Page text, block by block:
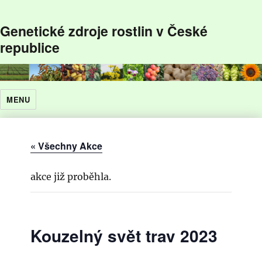
Genetické zdroje rostlin v České
republice
MENU
« Všechny Akce
akce již proběhla.
Kouzelný svět trav 2023